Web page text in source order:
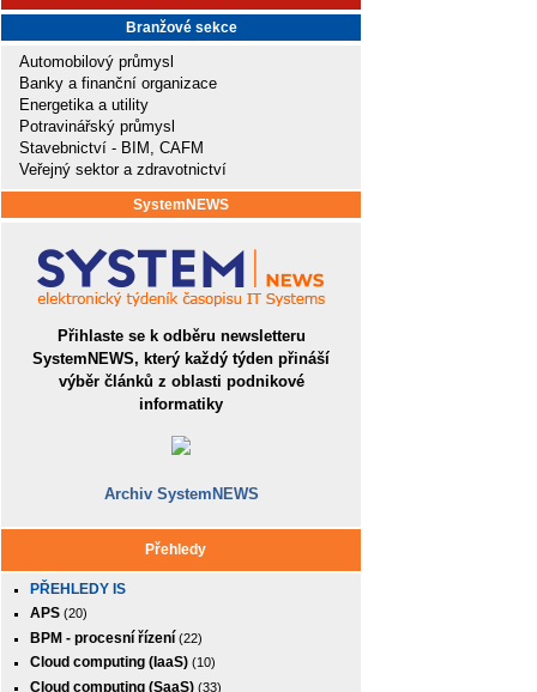
Branžové sekce
Automobilový průmysl
Banky a finanční organizace
Energetika a utility
Potravinářský průmysl
Stavebnictví - BIM, CAFM
Veřejný sektor a zdravotnictví
SystemNEWS
Přihlaste se k odběru newsletteru
SystemNEWS, který každý týden přináší
výběr článků z oblasti podnikové
informatiky
Archiv SystemNEWS
Přehledy
PŘEHLEDY IS
APS (20)
BPM - procesní řízení (22)
Cloud computing (IaaS) (10)
Cloud computing (SaaS) (33)